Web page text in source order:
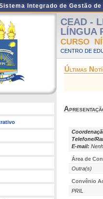
Integrado de Gestão
CEAD -
LÍNGUA
CURSO
CENTRO DE
Últimas
Telefone/
E-mail:
Área de
Outra(s)
Convênio
PRIL